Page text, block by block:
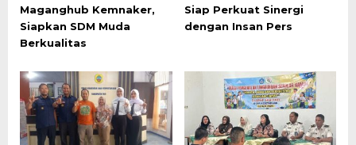
Maganghub Kemnaker,
Siapkan SDM Muda
Berkualitas
Siap Perkuat Sinergi
dengan Insan Pers